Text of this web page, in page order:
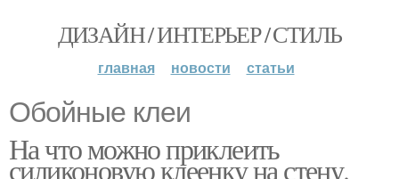
ДИЗАЙН / ИНТЕРЬЕР / СТИЛЬ
главная новости статьи
Обойные клеи
На что можно приклеить
силиконовую клеенку на стену.